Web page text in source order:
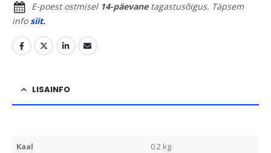
E-poest ostmisel 14-päevanetagastusõigus. Täpsem
infosiit.
LISAINFO
Kaal 0.2 kg